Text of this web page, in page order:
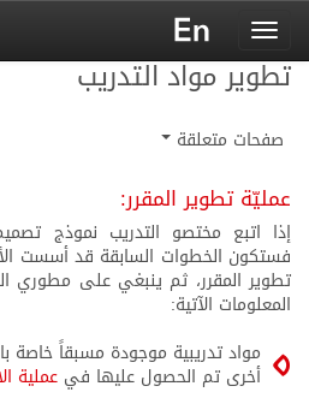
Toggle
navigation
تطوير مواد التدريب
صفحات متعلقة
عمليّة تطوير المقرر:
فستكون الخطوات السابقة قد أسست
تطوير المقرر، ثم ينبغي على مطوري
المعلومات الآتية:
مواد تدريبية موجودة مسبقاً خاصة
أخرى تم الحصول عليها في عملية